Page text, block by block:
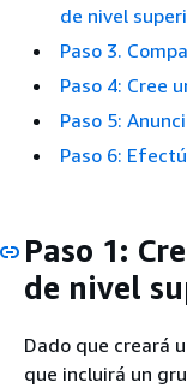
de nivel
Paso 3.
Paso 4: Cree
Paso 5:
Paso 6:
Paso 1:
de nivel
Dado que creará
que incluirá un